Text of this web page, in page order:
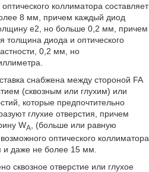
коллиматора составляет
8 мм, причем каждый диод
e2, но больше 0,2 мм, причем
толщина диода и оптического
0,2 мм, но
снабжена между стороной FA
(сквозным или глухим) или
которые предпочтительно
глухие отверстия, причем
WA
, (больше или равную
оптического коллиматора
и даже не более 15 мм.
сквозное отверстие или глухое